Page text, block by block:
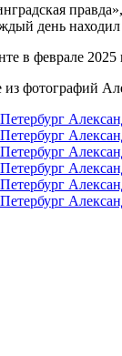
день
в феврале 2025
фотографий